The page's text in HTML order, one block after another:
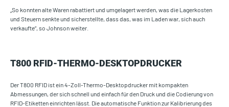
„So konnten alte Waren rabattiert und umgelagert werden, was die Lagerkosten
und Steuern senkte und sicherstellte, dass das, was im Laden war, sich auch
verkaufte“, so Johnson weiter.
T800 RFID-THERMO-DESKTOPDRUCKER
Der T800 RFID ist ein 4-Zoll-Thermo-Desktopdrucker mit kompakten
Abmessungen, der sich schnell und einfach für den Druck und die Codierung von
RFID-Etiketten einrichten lässt. Die automatische Funktion zur Kalibrierung des